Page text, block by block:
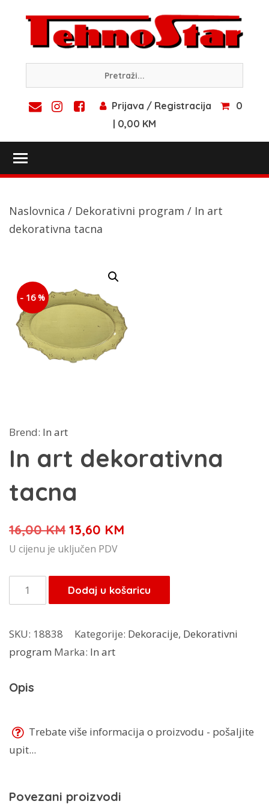
content
Prijava / Registracija
0
| 0,00 KM
Naslovnica / Dekorativni program / In art
dekorativna tacna
- 16 %
Brend: In art
In art dekorativna
tacna
16,00KM Izvorna
cijena
je:
16,00 KM.
13,60 KM
13,60 KM.
U cijenu je uključen PDV
art
tacna
količina
Dodaj u košaricu
SKU: 18838 Kategorije: Dekoracije, Dekorativni
program Marka: In art
Opis
Trebate više informacija o proizvodu - pošaljite
upit...
Povezani proizvodi